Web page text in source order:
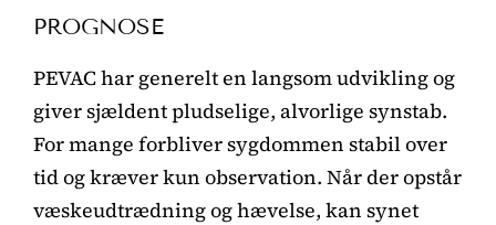
PROGNOSE
PEVAC har generelt en langsom udvikling og
giver sjældent pludselige, alvorlige synstab.
For mange forbliver sygdommen stabil over
tid og kræver kun observation. Når der opstår
væskeudtrædning og hævelse, kan synet